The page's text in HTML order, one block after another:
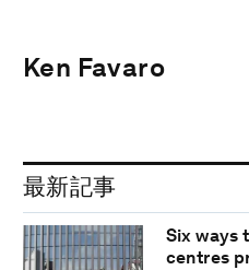
Ken Favaro
最新記事
Six ways
centres